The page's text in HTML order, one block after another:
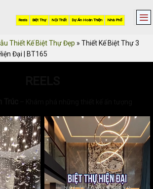
Thiết Kế Biệt Thự Đẹp » Thiết Kế Biệt Thự 3
Đại | BT165
Nhà Phố
Dự Án Hoàn Thiện
Nội Thất
Biệt Thự
Reels